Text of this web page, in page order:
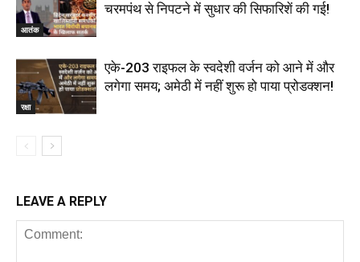
आतंक
चरमपंथ से निपटने में सुधार की सिफारिशें की गई!
रक्षा
एके-203 राइफल के स्वदेशी वर्जन को आने में और
लगेगा समय; अमेठी में नहीं शुरू हो पाया प्रोडक्शन!
LEAVE A REPLY